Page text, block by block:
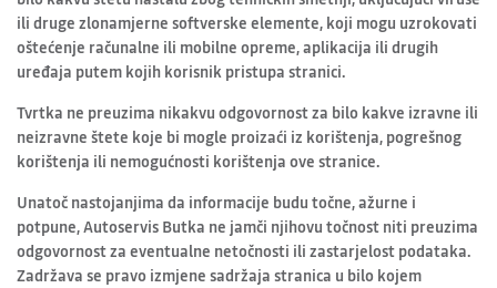
ili druge zlonamjerne softverske elemente, koji mogu uzrokovati
oštećenje računalne ili mobilne opreme, aplikacija ili drugih
uređaja putem kojih korisnik pristupa stranici.
Tvrtka ne preuzima nikakvu odgovornost za bilo kakve izravne ili
neizravne štete koje bi mogle proizaći iz korištenja, pogrešnog
korištenja ili nemogućnosti korištenja ove stranice.
Unatoč nastojanjima da informacije budu točne, ažurne i
potpune, Autoservis Butka ne jamči njihovu točnost niti preuzima
odgovornost za eventualne netočnosti ili zastarjelost podataka.
Zadržava se pravo izmjene sadržaja stranica u bilo kojem